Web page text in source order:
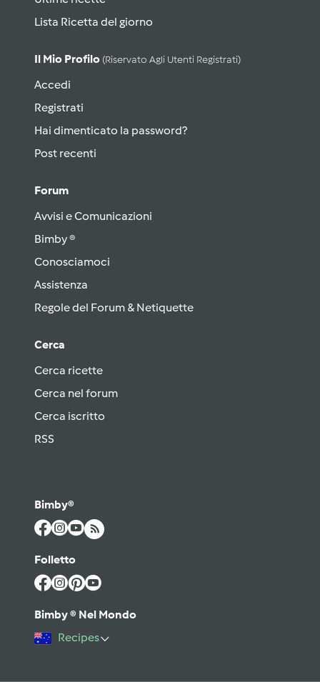
Lista Ricetta del giorno
Il Mio Profilo (riservato Agli Utenti Registrati)
Accedi
Registrati
Hai dimenticato la password?
Post recenti
Forum
Avvisi e Comunicazioni
Bimby ®
Conosciamoci
Assistenza
Regole del Forum & Netiquette
Cerca
Cerca ricette
Cerca nel forum
Cerca iscritto
RSS
Bimby®
Folletto
Bimby ® Nel Mondo
Recipes